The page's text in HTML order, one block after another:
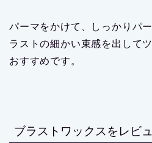
パーマをかけて、しっかりパ
ラストの細かい束感を出して
おすすめです。
ブラストワックスをレビュ